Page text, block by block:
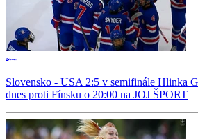
Slovensko - USA 2:5 v semifinále Hlinka
dnes proti Fínsku o 20:00 na JOJ ŠPORT